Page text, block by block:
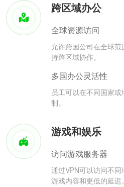
跨区域办公
全球资源访问
允许跨国公司在全球
持跨区域协作。
多国办公灵活性
员工可以在不同国家
制。
游戏和娱乐
访问游戏服务器
通过VPN可以访问不
游戏内容和更低的延迟。